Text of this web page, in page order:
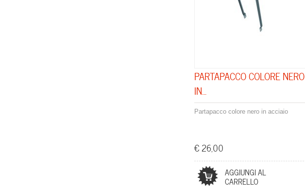
PARTAPACCO COLORE NERO
IN...
Partapacco colore nero in acciaio
€ 26,00
AGGIUNGI AL
CARRELLO